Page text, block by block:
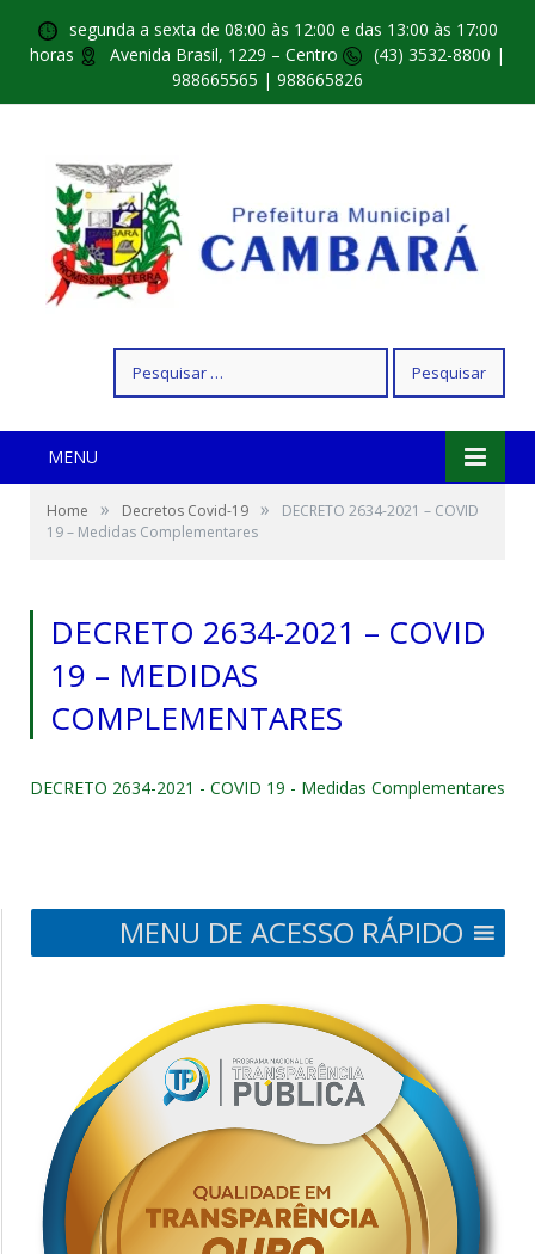
segunda a sexta de 08:00 às 12:00 e das 13:00 às 17:00
horas
Avenida Brasil, 1229 – Centro
(43) 3532-8800 |
988665565 | 988665826
por:
MENU
Home » Decretos Covid-19 »
DECRETO 2634-2021 – COVID
19 – Medidas Complementares
DECRETO 2634-2021 – COVID
19 – MEDIDAS
COMPLEMENTARES
DECRETO 2634-2021 - COVID 19 - Medidas Complementares
MENU DE ACESSO RÁPIDO